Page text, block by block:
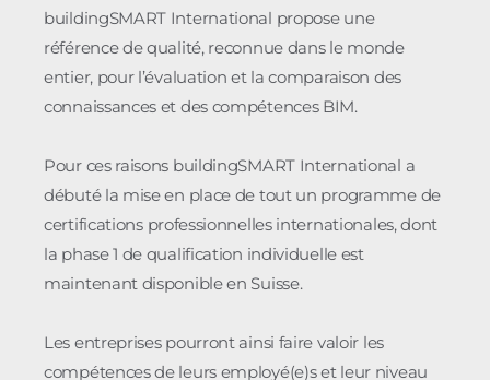
buildingSMART International propose une
référence de qualité, reconnue dans le monde
entier, pour l’évaluation et la comparaison des
connaissances et des compétences BIM.
Pour ces raisons buildingSMART International a
débuté la mise en place de tout un programme de
certifications professionnelles internationales, dont
la phase 1 de qualification individuelle est
maintenant disponible en Suisse.
Les entreprises pourront ainsi faire valoir les
compétences de leurs employé(e)s et leur niveau